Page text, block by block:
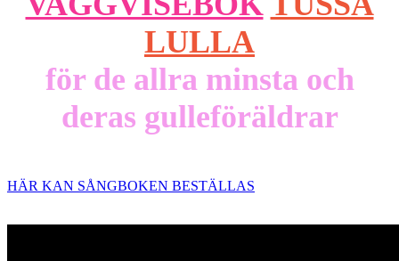
LULLA
för de allra minsta och
deras gulleföräldrar
HÄR KAN SÅNGBOKEN BESTÄLLAS